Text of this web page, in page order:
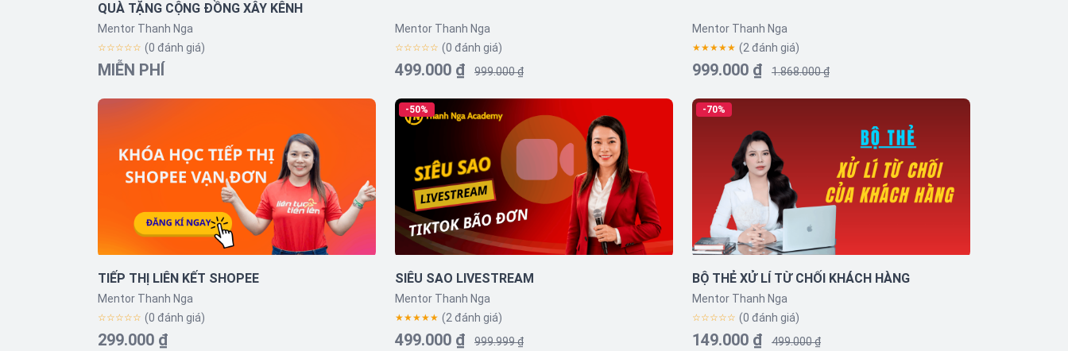
QUÀ TẶNG CỘNG ĐỒNG XÂY KÊNH
Mentor Thanh Nga
☆☆☆☆☆ (0 đánh giá)
MIỄN PHÍ
Mentor Thanh Nga
☆☆☆☆☆ (0 đánh giá)
499.000 ₫ 999.000 ₫
Mentor Thanh Nga
★★★★★ (2 đánh giá)
999.000 ₫ 1.868.000 ₫
TIẾP THỊ LIÊN KẾT SHOPEE
Mentor Thanh Nga
☆☆☆☆☆ (0 đánh giá)
299.000 ₫
-50%
SIÊU SAO LIVESTREAM
Mentor Thanh Nga
★★★★★ (2 đánh giá)
499.000 ₫ 999.999 ₫
-70%
BỘ THẺ XỬ LÍ TỪ CHỐI KHÁCH HÀNG
Mentor Thanh Nga
☆☆☆☆☆ (0 đánh giá)
149.000 ₫ 499.000 ₫